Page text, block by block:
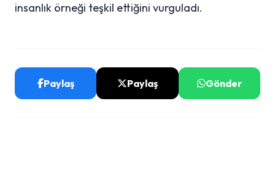
insanlık örneği teşkil ettiğini vurguladı.
Paylaş Paylaş Gönder